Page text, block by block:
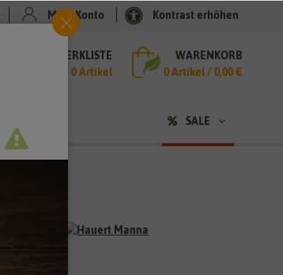
Mein Konto Kontrast erhöhen
MERKLISTE
0 Artikel
WARENKORB
0Artikel /0,00 €
SALE